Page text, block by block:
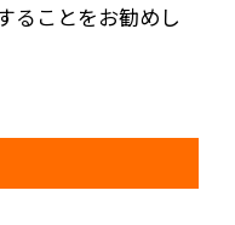
ることをお勧めし